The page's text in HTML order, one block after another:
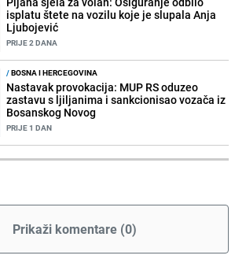
isplatu štete na vozilu koje je slupala Anja
Ljubojević
PRIJE 2 DANA
/BOSNA I HERCEGOVINA
Nastavak provokacija: MUP RS oduzeo
zastavu s ljiljanima i sankcionisao vozača iz
Bosanskog Novog
PRIJE 1 DAN
Prikaži komentare (0)